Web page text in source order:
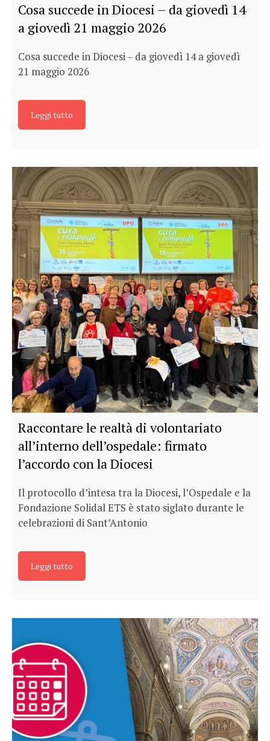
Cosa succede in Diocesi – da giovedì 14
a giovedì 21 maggio 2026
Cosa succede in Diocesi – da giovedì 14 a giovedì
21 maggio 2026
Leggi tutto
Raccontare le realtà di volontariato
all’interno dell’ospedale: firmato
l’accordo con la Diocesi
Il protocollo d’intesa tra la Diocesi, l’Ospedale e la
Fondazione Solidal ETS è stato siglato durante le
celebrazioni di Sant’Antonio
Leggi tutto